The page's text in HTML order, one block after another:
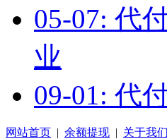
05-07: 代
业
09-01: 代
网站首页 | 余额提现 | 关于我们